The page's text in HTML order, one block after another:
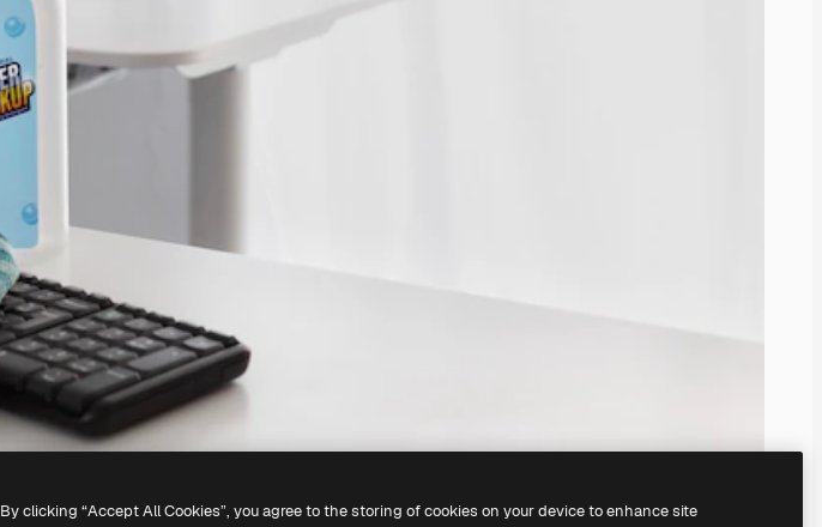
By clicking “Accept All Cookies”, you agree to the storing of cookies on your device to enhance site